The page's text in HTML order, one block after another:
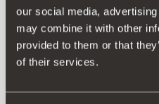
our social media,
may combine it with other
provided to them or that
of their services.
Προϊόν